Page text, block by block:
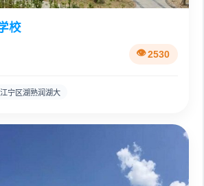
校
2530
宁区湖熟润湖大